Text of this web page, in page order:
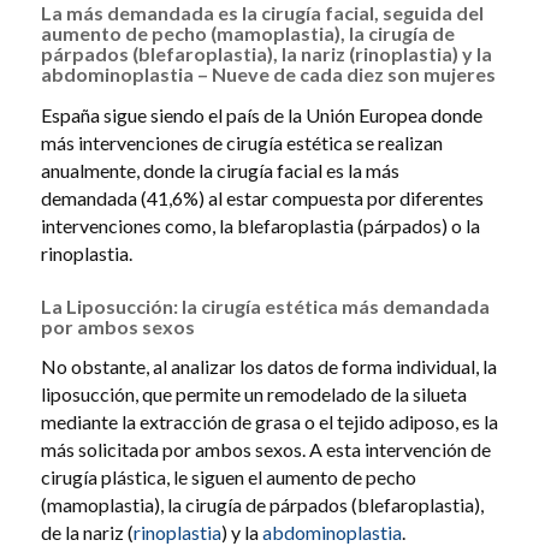
La más demandada es la cirugía facial, seguida del
aumento de pecho (mamoplastia), la cirugía de
párpados (blefaroplastia), la nariz (rinoplastia) y la
abdominoplastia – Nueve de cada diez son mujeres
España sigue siendo el país de la Unión Europea donde
más intervenciones de cirugía estética se realizan
anualmente, donde la cirugía facial es la más
demandada (41,6%) al estar compuesta por diferentes
intervenciones como, la blefaroplastia (párpados) o la
rinoplastia.
La Liposucción: la cirugía estética más demandada
por ambos sexos
No obstante, al analizar los datos de forma individual, la
liposucción, que permite un remodelado de la silueta
mediante la extracción de grasa o el tejido adiposo, es la
más solicitada por ambos sexos. A esta intervención de
cirugía plástica, le siguen el aumento de pecho
(mamoplastia), la cirugía de párpados (blefaroplastia),
de la nariz (rinoplastia) y laabdominoplastia.